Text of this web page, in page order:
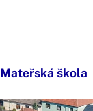
Mateřská škola